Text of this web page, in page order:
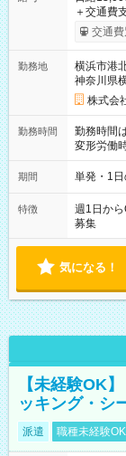
＋交通費支給 ★交通費全額支給！ ┗案件によ
いOK！
ンビニATM
交通費
勤務地
横浜市港
神奈川県
株式会
勤務時間
勤務時間
変形労働時間制
～21：00
期間 単発・1
特徴
週1日か
募集
気になる！
【未経験OK
ッキング・シ
派遣 職種未経験OK